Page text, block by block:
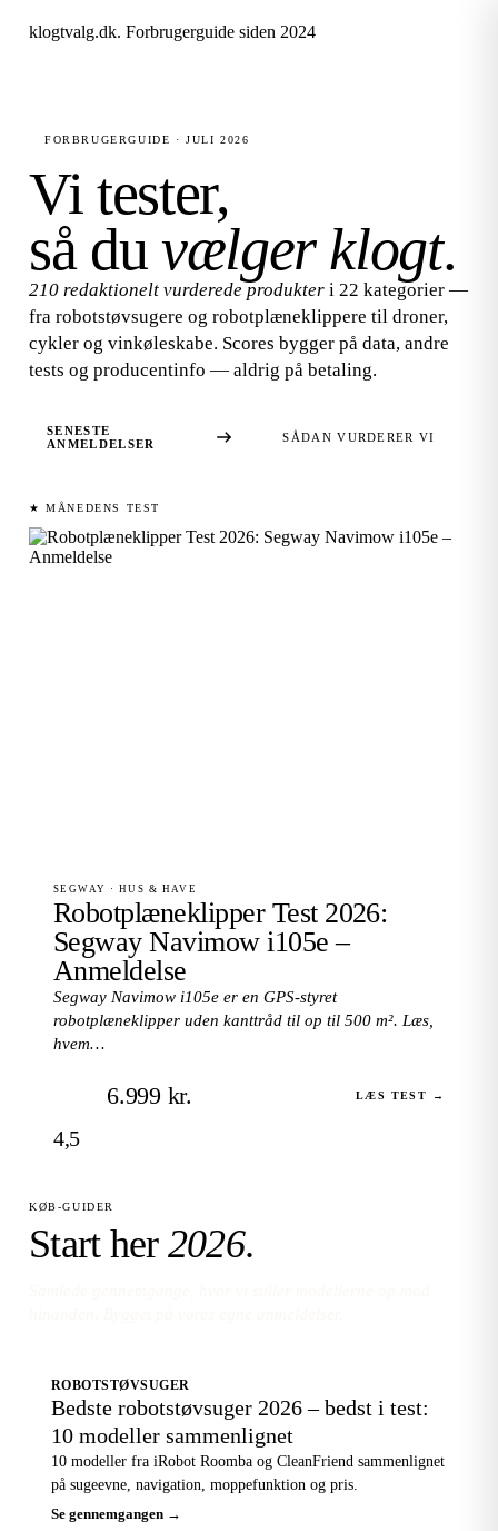
klogtvalg.dk. Forbrugerguide siden 2024
FORBRUGERGUIDE · JULI 2026
Vi tester,
så du vælger klogt.
210 redaktionelt vurderede produkter i 22 kategorier —
fra robotstøvsugere og robotplæneklippere til droner,
cykler og vinkøleskabe. Scores bygger på data, andre
tests og producentinfo — aldrig på betaling.
SENESTE
ANMELDELSER
SÅDAN VURDERER VI
★ MÅNEDENS TEST
SEGWAY · HUS & HAVE
Robotplæneklipper Test 2026:
Segway Navimow i105e –
Anmeldelse
Segway Navimow i105e er en GPS-styret
robotplæneklipper uden kanttråd til op til 500 m². Læs,
hvem…
4,5
6.999 kr. LÆS TEST →
KØB-GUIDER
Start her 2026.
ROBOTSTØVSUGER
Bedste robotstøvsuger 2026 – bedst i test:
10 modeller sammenlignet
10 modeller fra iRobot Roomba og CleanFriend sammenlignet
på sugeevne, navigation, moppefunktion og pris.
Se gennemgangen →